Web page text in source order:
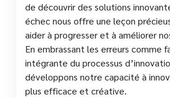
de découvrir des solutions
échec nous offre une leçon
aider à progresser et à améliorer
En embrassant les erreurs comme
intégrante du processus
développons notre capacité à
plus efficace et créative.